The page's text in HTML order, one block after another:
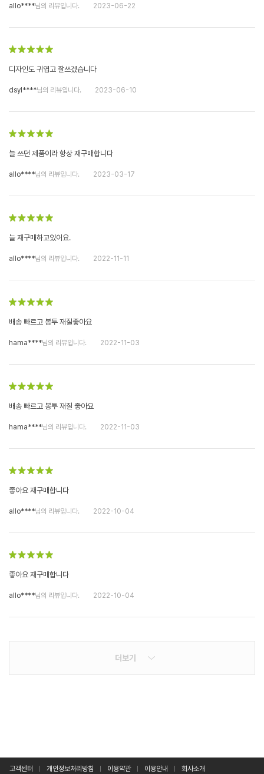
allo****님의 리뷰입니다. 2023-06-22
디자인도 귀엽고 잘쓰겠습니다
dsyl****님의 리뷰입니다. 2023-06-10
늘 쓰던 제품이라 항상 재구매합니다
allo****님의 리뷰입니다. 2023-03-17
늘 재구매하고있어요.
allo****님의 리뷰입니다. 2022-11-11
배송 빠르고 봉투 재질좋아요
hama****님의 리뷰입니다. 2022-11-03
배송 빠르고 봉투 재질 좋아요
hama****님의 리뷰입니다. 2022-11-03
좋아요 재구매합니다
allo****님의 리뷰입니다. 2022-10-04
좋아요 재구매합니다
allo****님의 리뷰입니다. 2022-10-04
더보기
고객센터 개인정보처리방침 이용약관 이용안내 회사소개